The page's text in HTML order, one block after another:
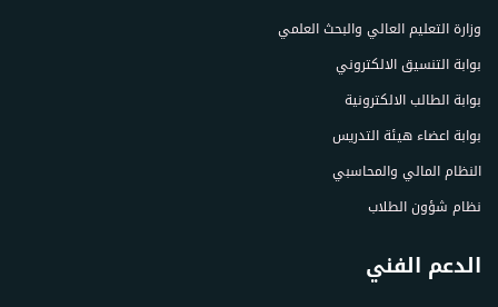
وزارة التعليم العالي والبحث العلمي
بوابة التنسيق الالكتروني
بوابة الطالب الالكترونية
بوابة اعضاء هيئة التدريس
النظام المالي والمحاسبي
نظام شؤون الطلاب
الدعم الفني